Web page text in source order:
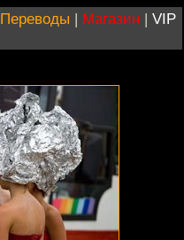
Переводы | Магазин | VIP